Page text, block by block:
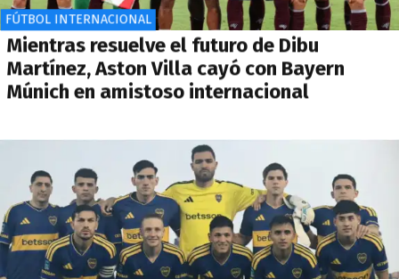
FÚTBOL INTERNACIONAL
Mientras resuelve el futuro de Dibu
Martínez, Aston Villa cayó con Bayern
Múnich en amistoso internacional